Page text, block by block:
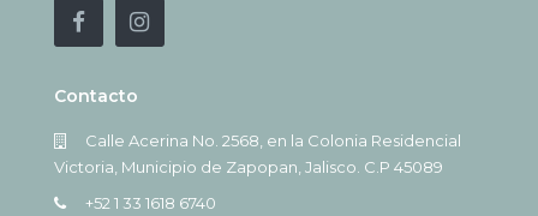
Contacto
Calle Acerina No. 2568, en la Colonia Residencial
Victoria, Municipio de Zapopan, Jalisco. C.P 45089
+52 1 33 1618 6740